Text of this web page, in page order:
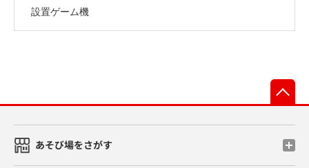
設置ゲーム機
あそび場をさがす